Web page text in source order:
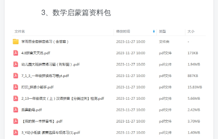
3、数学启蒙篇资料包